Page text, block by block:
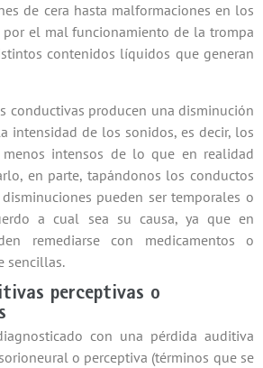
de cera hasta malformaciones en los
por el mal funcionamiento de la trompa
contenidos líquidos que generan
conductivas producen una disminución
intensidad de los sonidos, es decir, los
intensos de lo que en realidad
en parte, tapándonos los conductos
pueden ser temporales o
a cual sea su causa, ya que en
remediarse con medicamentos o
sencillas.
perceptivas o
con una pérdida auditiva
o perceptiva (términos que se